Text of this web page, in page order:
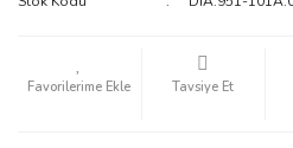
Tavsiye Et